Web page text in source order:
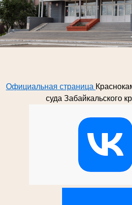
Официальная страница
суда Забайкальского